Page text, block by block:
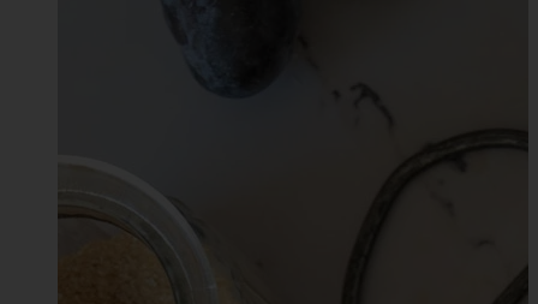
Die beste vegane Lasagne mit Béchamelsauce